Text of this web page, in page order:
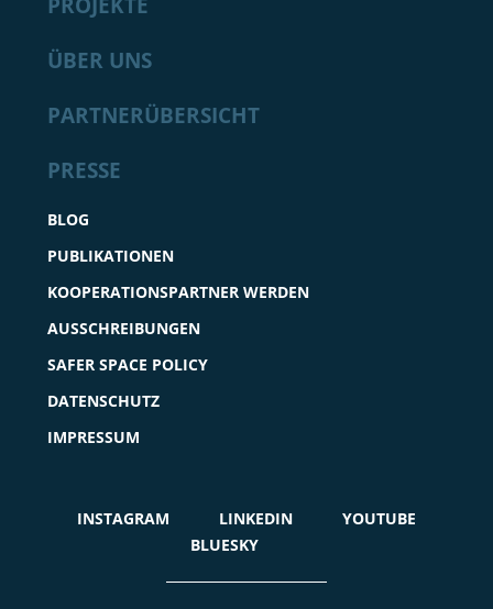
ÜBER UNS
PARTNERÜBERSICHT
PRESSE
BLOG
PUBLIKATIONEN
KOOPERATIONSPARTNER WERDEN
AUSSCHREIBUNGEN
SAFER SPACE POLICY
DATENSCHUTZ
IMPRESSUM
INSTAGRAM LINKEDIN
YOUTUBE
BLUESKY